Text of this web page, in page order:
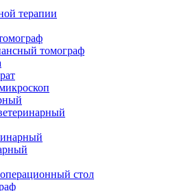
терапии
томограф
стол